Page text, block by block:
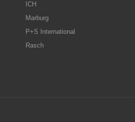
ICH
Marburg
P+S International
Rasch